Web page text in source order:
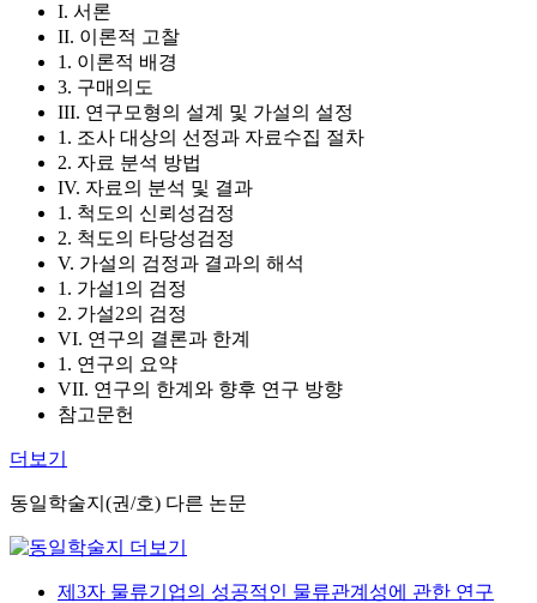
I. 서론
II. 이론적 고찰
1. 이론적 배경
3. 구매의도
III. 연구모형의 설계 및 가설의 설정
1. 조사 대상의 선정과 자료수집 절차
2. 자료 분석 방법
IV. 자료의 분석 및 결과
1. 척도의 신뢰성검정
2. 척도의 타당성검정
V. 가설의 검정과 결과의 해석
1. 가설1의 검정
2. 가설2의 검정
VI. 연구의 결론과 한계
1. 연구의 요약
VII. 연구의 한계와 향후 연구 방향
참고문헌
더보기
동일학술지(권/호) 다른 논문
제3자 물류기업의 성공적인 물류관계성에 관한 연구